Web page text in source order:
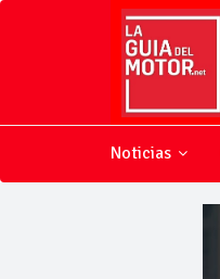
Noticias